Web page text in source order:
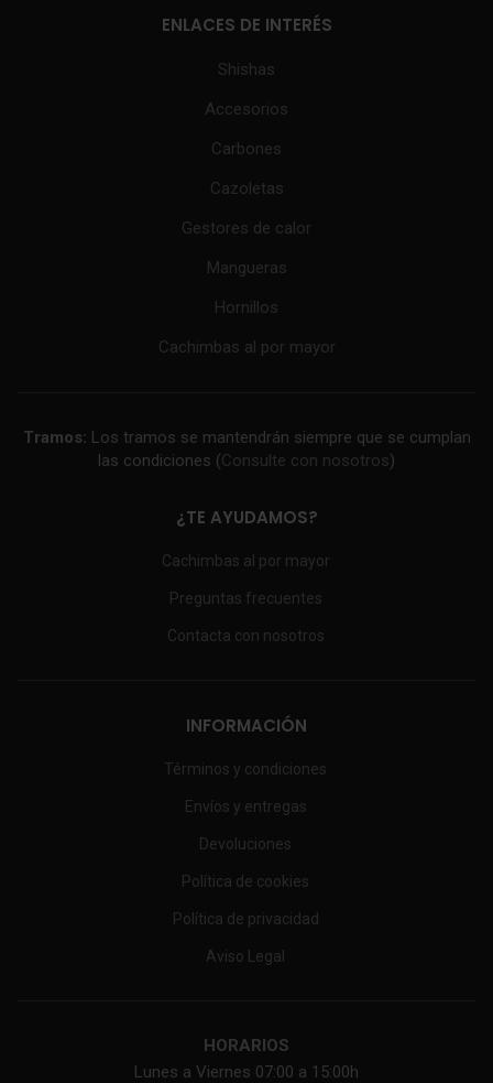
ENLACES DE INTERÉS
Shishas
Accesorios
Carbones
Cazoletas
Gestores de calor
Mangueras
Hornillos
Cachimbas al por mayor
Tramos: Los tramos se mantendrán siempre que se cumplan
las condiciones (Consulte con nosotros)
¿TE AYUDAMOS?
Cachimbas al por mayor
Preguntas frecuentes
Contacta con nosotros
INFORMACIÓN
Términos y condiciones
Envíos y entregas
Devoluciones
Política de cookies
Política de privacidad
Aviso Legal
HORARIOS
Lunes a Viernes 07:00 a 15:00h